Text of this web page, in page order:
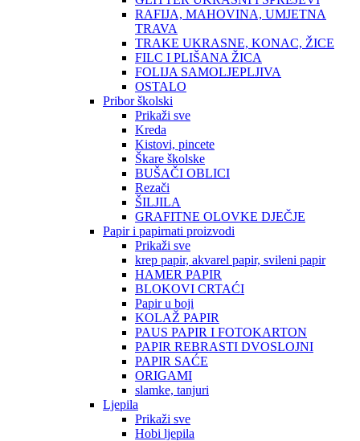
RAFIJA, MAHOVINA, UMJETNA
TRAVA
TRAKE UKRASNE, KONAC, ŽICE
FILC I PLIŠANA ŽICA
FOLIJA SAMOLJEPLJIVA
OSTALO
Pribor školski
Prikaži sve
Kreda
Kistovi, pincete
Škare školske
BUŠAČI OBLICI
Rezači
ŠILJILA
GRAFITNE OLOVKE DJEČJE
Papir i papirnati proizvodi
Prikaži sve
krep papir, akvarel papir, svileni papir
HAMER PAPIR
BLOKOVI CRTAĆI
Papir u boji
KOLAŽ PAPIR
PAUS PAPIR I FOTOKARTON
PAPIR REBRASTI DVOSLOJNI
PAPIR SAĆE
ORIGAMI
slamke, tanjuri
Ljepila
Prikaži sve
Hobi ljepila